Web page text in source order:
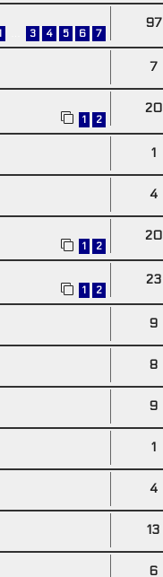
3 4 5 6 7
97
7
1 2
20
1
4
1 2
20
1 2
23
9
8
9
1
4
13
6